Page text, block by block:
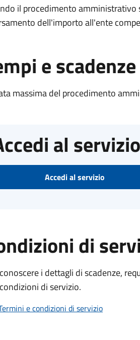
il procedimento
dell'importo all'ente
e scadenze
massima del procedimento
al servizio
Accedi al servizio
di
i dettagli di scadenze,
di servizio.
e condizioni di servizio